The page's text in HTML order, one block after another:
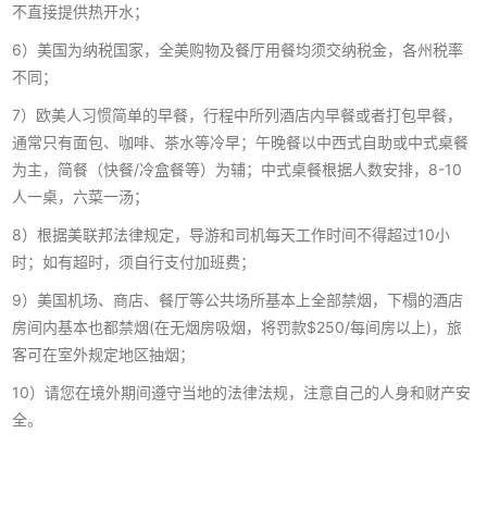
不直接提供热开水；
6）美国为纳税国家，全美购物及餐厅用餐均须交纳税金，各州税率
不同；
7）欧美人习惯简单的早餐，行程中所列酒店内早餐或者打包早餐，
通常只有面包、咖啡、茶水等冷早；午晚餐以中西式自助或中式桌餐
为主，简餐（快餐/冷盒餐等）为辅；中式桌餐根据人数安排，8-10
人一桌，六菜一汤；
8）根据美联邦法律规定，导游和司机每天工作时间不得超过10小
时；如有超时，须自行支付加班费；
9）美国机场、商店、餐厅等公共场所基本上全部禁烟，下榻的酒店
房间内基本也都禁烟(在无烟房吸烟，将罚款$250/每间房以上)，旅
客可在室外规定地区抽烟；
10）请您在境外期间遵守当地的法律法规，注意自己的人身和财产安
全。